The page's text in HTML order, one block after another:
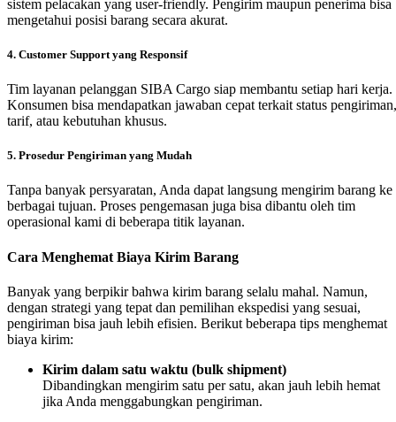
sistem pelacakan yang user-friendly. Pengirim maupun penerima bisa
mengetahui posisi barang secara akurat.
4. Customer Support yang Responsif
Tim layanan pelanggan SIBA Cargo siap membantu setiap hari kerja.
Konsumen bisa mendapatkan jawaban cepat terkait status pengiriman,
tarif, atau kebutuhan khusus.
5. Prosedur Pengiriman yang Mudah
Tanpa banyak persyaratan, Anda dapat langsung mengirim barang ke
berbagai tujuan. Proses pengemasan juga bisa dibantu oleh tim
operasional kami di beberapa titik layanan.
Cara Menghemat Biaya Kirim Barang
Banyak yang berpikir bahwa kirim barang selalu mahal. Namun,
dengan strategi yang tepat dan pemilihan ekspedisi yang sesuai,
pengiriman bisa jauh lebih efisien. Berikut beberapa tips menghemat
biaya kirim:
Kirim dalam satu waktu (bulk shipment)
Dibandingkan mengirim satu per satu, akan jauh lebih hemat
jika Anda menggabungkan pengiriman.